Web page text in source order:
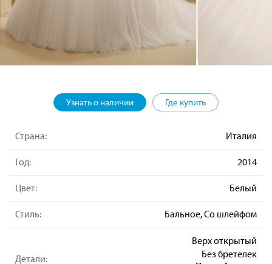
Узнать о наличии Где купить
Страна: Италия
Год: 2014
Цвет: Белый
Стиль: Бальное, Со шлейфом
Детали:
Верх открытый
Без бретелек